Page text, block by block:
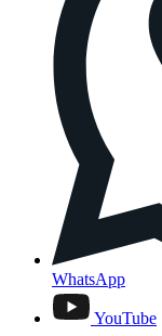
WhatsApp
YouTube